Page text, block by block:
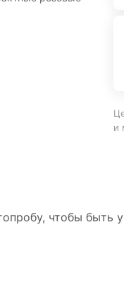
и
чтобы быть